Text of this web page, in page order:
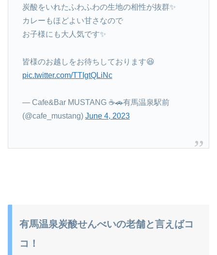
炭酸をいれたふわふわの生地の相性が抜群✨
カレーもほどよい甘さなので
お子様にも大人気です✨
皆様のお越しをお待ちしております😆
pic.twitter.com/TTIgtQLiNc
— Cafe&Bar MUSTANG ☕🚗有馬温泉駅前
(@cafe_mustang) June 4, 2023
有馬温泉炭酸せんべいの老舗と言えばコ
コ！